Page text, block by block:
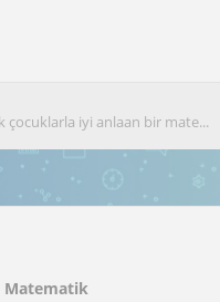
çocuklarla iyi anlaan bir mate...
Matematik